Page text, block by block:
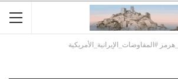
#المفاوضات_الإيرانية_الأمريكية